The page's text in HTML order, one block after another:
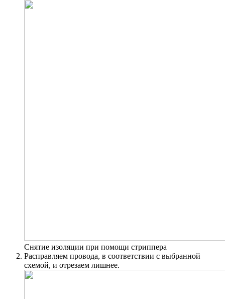
Снятие изоляции при помощи стриппера
Расправляем провода, в соответствии с выбранной
схемой, и отрезаем лишнее.